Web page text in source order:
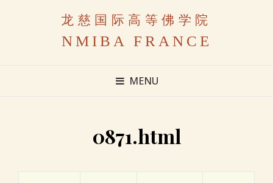
龙慈国际高等佛学院
NMIBA FRANCE
MENU
0871.html